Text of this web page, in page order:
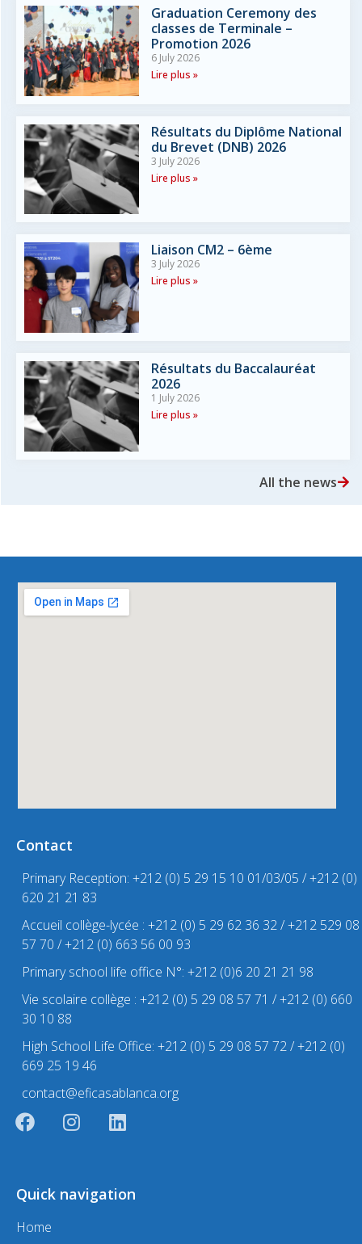
Graduation Ceremony des
classes de Terminale –
Promotion 2026
6 July 2026
Lire plus »
Résultats du Diplôme National
du Brevet (DNB) 2026
3 July 2026
Lire plus »
Liaison CM2 – 6ème
3 July 2026
Lire plus »
Résultats du Baccalauréat
2026
1 July 2026
Lire plus »
All the news
Contact
Primary Reception: +212 (0) 5 29 15 10 01/03/05 / +212 (0)
620 21 21 83
Accueil collège-lycée : +212 (0) 5 29 62 36 32 / +212 529 08
57 70 / +212 (0) 663 56 00 93
Primary school life office N°: +212 (0)6 20 21 21 98
Vie scolaire collège : +212 (0) 5 29 08 57 71 / +212 (0) 660
30 10 88
High School Life Office: +212 (0) 5 29 08 57 72 / +212 (0)
669 25 19 46
contact@eficasablanca.org
Quick navigation
Home